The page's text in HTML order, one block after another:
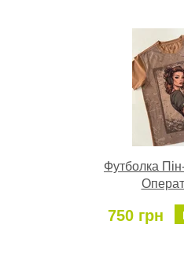
Футболка
750 грн